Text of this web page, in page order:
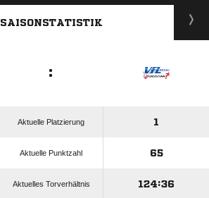
ANZEIGE
SAISONSTATISTIK
:
Aktuelle Platzierung 1
Aktuelle Punktzahl 65
Aktuelles Torverhältnis 124:36